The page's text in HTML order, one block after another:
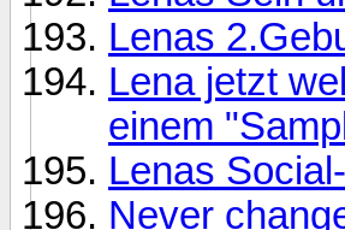
Lenas
Lena jetzt
einem
Lenas
Never